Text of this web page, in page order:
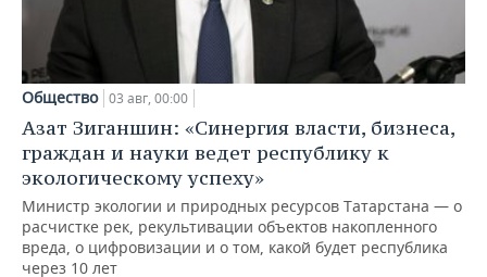
Общество 03 авг, 00:00
Азат Зиганшин: «Синергия власти, бизнеса,
граждан и науки ведет республику к
экологическому успеху»
Министр экологии и природных ресурсов Татарстана — о
расчистке рек, рекультивации объектов накопленного
вреда, о цифровизации и о том, какой будет республика
через 10 лет